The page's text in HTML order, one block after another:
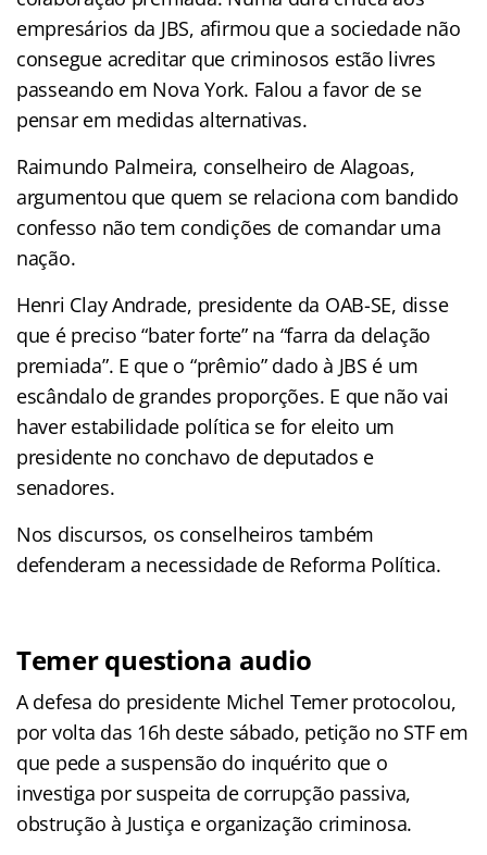
empresários da JBS, afirmou que a sociedade não
consegue acreditar que criminosos estão livres
passeando em Nova York. Falou a favor de se
pensar em medidas alternativas.
Raimundo Palmeira, conselheiro de Alagoas,
argumentou que quem se relaciona com bandido
confesso não tem condições de comandar uma
nação.
Henri Clay Andrade, presidente da OAB-SE, disse
que é preciso “bater forte” na “farra da delação
premiada”. E que o “prêmio” dado à JBS é um
escândalo de grandes proporções. E que não vai
haver estabilidade política se for eleito um
presidente no conchavo de deputados e
senadores.
Nos discursos, os conselheiros também
defenderam a necessidade de Reforma Política.
Temer questiona audio
A defesa do presidente Michel Temer protocolou,
por volta das 16h deste sábado, petição no STF em
que pede a suspensão do inquérito que o
investiga por suspeita de corrupção passiva,
obstrução à Justiça e organização criminosa.